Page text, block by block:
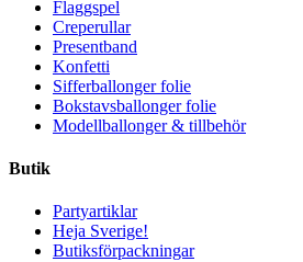
Flaggspel
Creperullar
Presentband
Konfetti
Sifferballonger folie
Bokstavsballonger folie
Modellballonger & tillbehör
Butik
Partyartiklar
Heja Sverige!
Butiksförpackningar